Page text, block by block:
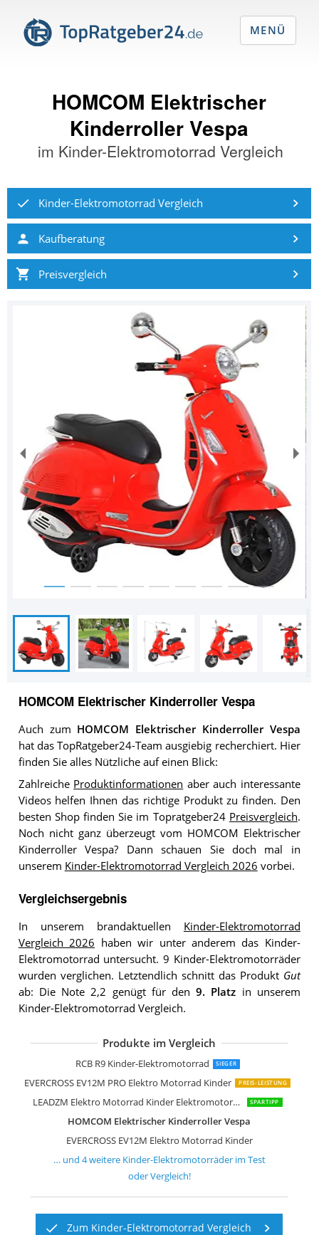
HOMCOM Elektrischer
Kinderroller Vespa
im Kinder-Elektromotorrad Vergleich
Kinder-Elektromotorrad Vergleich
Kaufberatung
Preisvergleich
HOMCOM Elektrischer Kinderroller Vespa
Auch zum HOMCOM Elektrischer Kinderroller Vespa
hat das TopRatgeber24-Team ausgiebig recherchiert. Hier
finden Sie alles Nützliche auf einen Blick:
Zahlreiche Produktinformationen aber auch interessante
Videos helfen Ihnen das richtige Produkt zu finden. Den
besten Shop finden Sie im Topratgeber24 Preisvergleich.
Noch nicht ganz überzeugt vom HOMCOM Elektrischer
Kinderroller Vespa? Dann schauen Sie doch mal in
unserem Kinder-Elektromotorrad Vergleich 2026 vorbei.
Vergleichsergebnis
In unserem brandaktuellen Kinder-Elektromotorrad
Vergleich 2026 haben wir unter anderem das Kinder-
Elektromotorrad untersucht. 9 Kinder-Elektromotorräder
wurden verglichen. Letztendlich schnitt das Produkt Gut
ab: Die Note 2,2 genügt für den9. Platz in unserem
Kinder-Elektromotorrad Vergleich.
Produkte im Vergleich
RCB R9 Kinder-Elektromotorrad SIEGER
EVERCROSS EV12M PRO Elektro Motorrad Kinder PREIS-LEISTUNG
LEADZM Elektro Motorrad Kinder Elektromotorrad SPARTIPP
HOMCOM Elektrischer Kinderroller Vespa
EVERCROSS EV12M Elektro Motorrad Kinder
Oryxearth Kinder Motorrad elektrisch
EVERCROSS Elektro Motorrad Kinder
GOPLUS Kinder Motorrad 12V
… und 4weitere Kinder-Elektromotorräderim Test
oder Vergleich!
Zum Kinder-Elektromotorrad Vergleich
MENÜ